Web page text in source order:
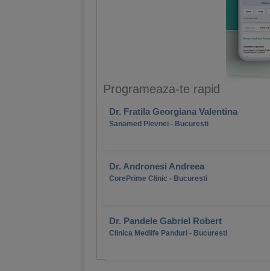
Programeaza-te rapid
Dr. Fratila Georgiana Valentina
Sanamed Plevnei - Bucuresti
Dr. Andronesi Andreea
CorePrime Clinic - Bucuresti
Dr. Pandele Gabriel Robert
Clinica Medlife Panduri - Bucuresti